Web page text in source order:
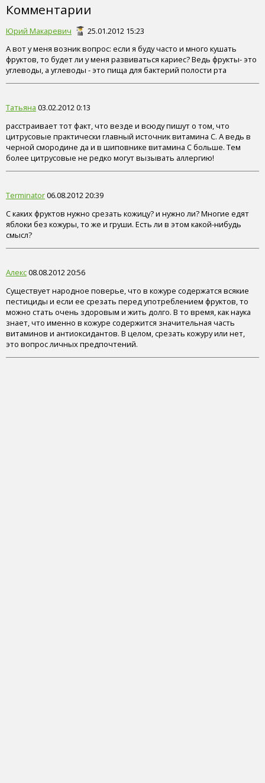
Комментарии
Юрий Макаревич
25.01.2012 15:23
А вот у меня возник вопрос: если я буду часто и много кушать
фруктов, то будет ли у меня развиваться кариес? Ведь фрукты- это
углеводы, а углеводы - это пища для бактерий полости рта
Татьяна 03.02.2012 0:13
расстраивает тот факт, что везде и всюду пишут о том, что
цитрусовые практически главный источник витамина С. А ведь в
черной смородине да и в шиповнике витамина С больше. Тем
более цитрусовые не редко могут вызывать аллергию!
Terminator06.08.2012 20:39
С каких фруктов нужно срезать кожицу? и нужно ли? Многие едят
яблоки без кожуры, то же и груши. Есть ли в этом какой-нибудь
смысл?
Алекс08.08.2012 20:56
Существует народное поверье, что в кожуре содержатся всякие
пестициды и если ее срезать перед употреблением фруктов, то
можно стать очень здоровым и жить долго. В то время, как наука
знает, что именно в кожуре содержится значительная часть
витаминов и антиоксидантов. В целом, срезать кожуру или нет,
это вопрос личных предпочтений.